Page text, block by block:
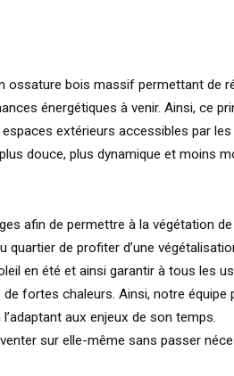
ossature bois massif permettant de
énergétiques à venir. Ainsi, ce
extérieurs accessibles par
douce, plus dynamique et moins
afin de permettre à la végétation de
de profiter d’une
en été et ainsi garantir à tous les
fortes chaleurs. Ainsi, notre
aux enjeux de son temps.
sur elle-même sans passer